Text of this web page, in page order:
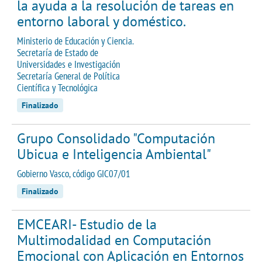
la ayuda a la resolución de tareas en
entorno laboral y doméstico.
Ministerio de Educación y Ciencia.
Secretaría de Estado de
Universidades e Investigación
Secretaría General de Política
Científica y Tecnológica
Finalizado
Grupo Consolidado "Computación
Ubicua e Inteligencia Ambiental"
Gobierno Vasco, código GIC07/01
Finalizado
EMCEARI- Estudio de la
Multimodalidad en Computación
Emocional con Aplicación en Entornos